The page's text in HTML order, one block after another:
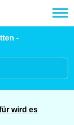
-
wird es